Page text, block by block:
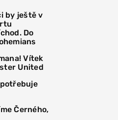
by ještě v
Do
Vítek
United
Černého,